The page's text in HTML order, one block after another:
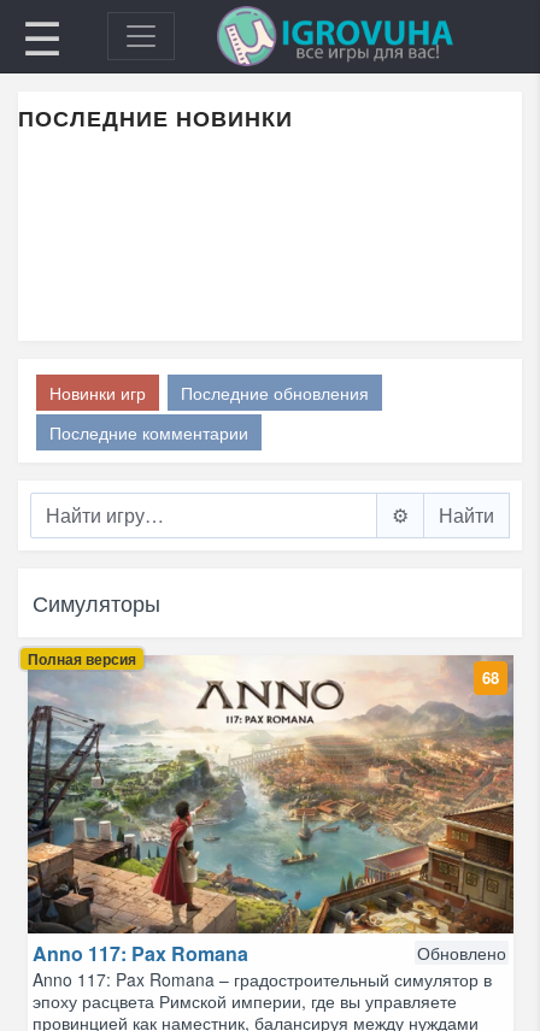
☰
ПОСЛЕДНИЕ НОВИНКИ
Новинки игр
Последние обновления
Последние комментарии
⚙️
Симуляторы
Полная версия
68
Anno 117: Pax Romana
Обновлено
Anno 117: Pax Romana – градостроительный симулятор в
эпоху расцвета Римской империи, где вы управляете
провинцией как наместник, балансируя между нуждами